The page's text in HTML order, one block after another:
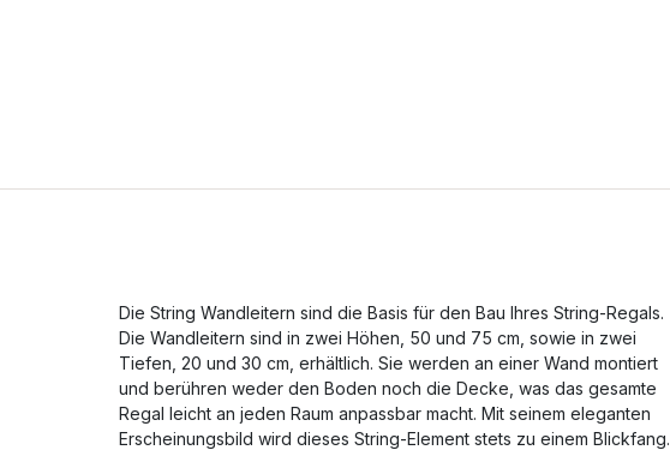
Die String Wandleitern sind die Basis für den Bau Ihres String-Regals.
Die Wandleitern sind in zwei Höhen, 50 und 75 cm, sowie in zwei
Tiefen, 20 und 30 cm, erhältlich. Sie werden an einer Wand montiert
und berühren weder den Boden noch die Decke, was das gesamte
Regal leicht an jeden Raum anpassbar macht. Mit seinem eleganten
Erscheinungsbild wird dieses String-Element stets zu einem Blickfang.